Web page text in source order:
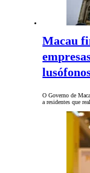
Macau
O Governo de
a residentes que